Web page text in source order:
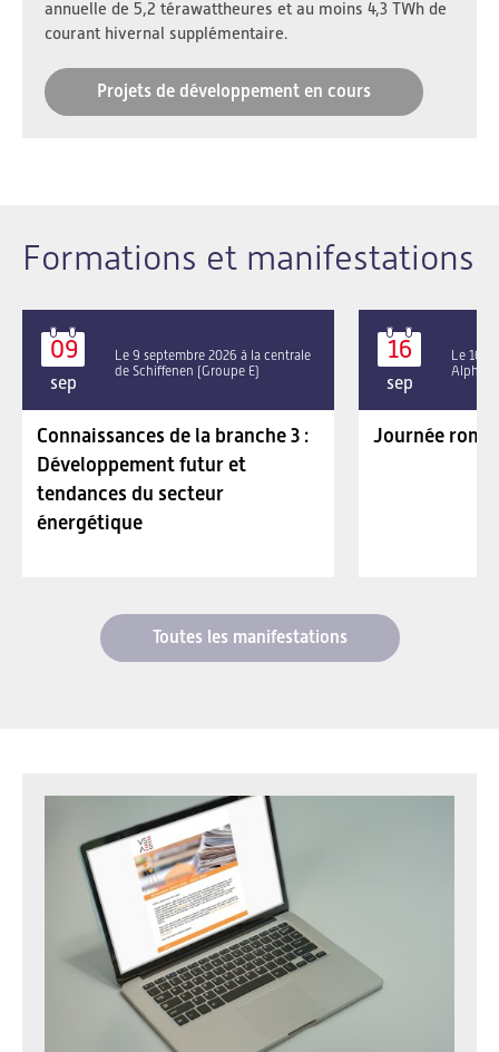
annuelle de 5,2 térawattheures et au moins 4,3 TWh de
courant hivernal supplémentaire.
Projets de développement en cours
Formations et manifestations
09
sep
Le 9 septembre 2026 à la centrale
de Schiffenen (Groupe E)
Connaissances de la branche 3 :
Développement futur et
tendances du secteur
énergétique
16
sep
Le 16
Alpha
Journée
Toutes les manifestations